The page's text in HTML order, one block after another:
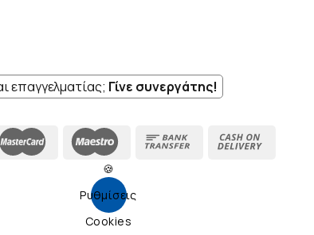
επαγγελματίας; Γίνε συνεργάτης!
🍪
Ρυθμίσεις
Cookies